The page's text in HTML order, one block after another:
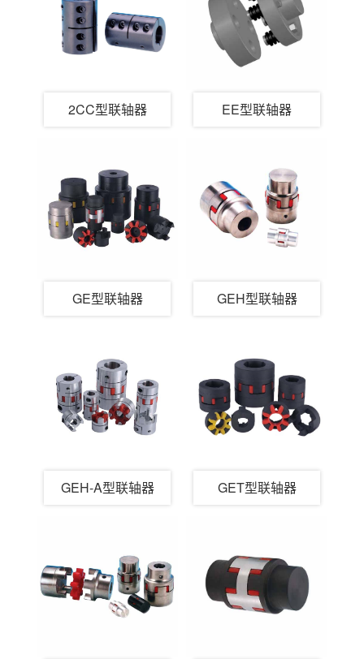
2CC型联轴器 EE型联轴器
GE型联轴器 GEH型联轴器
GEH-A型联轴器 GET型联轴器